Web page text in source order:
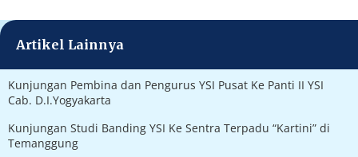
Artikel Lainnya
Kunjungan Pembina dan Pengurus YSI Pusat Ke Panti II YSI
Cab. D.I.Yogyakarta
Kunjungan Studi Banding YSI Ke Sentra Terpadu “Kartini” di
Temanggung